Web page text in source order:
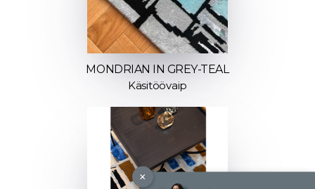
MONDRIAN IN GREY-TEAL
Käsitöövaip
×